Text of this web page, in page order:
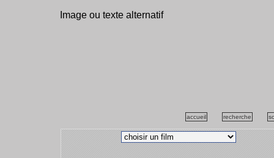
Image ou texte alternatif
accueil recherche